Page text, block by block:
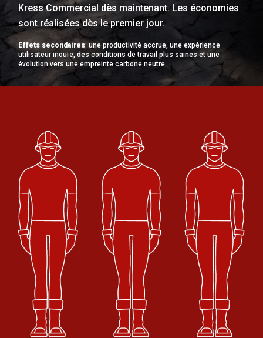
Kress Commercial dès maintenant. Les économies
sont réalisées dès le premier jour.
Effets secondaires: une productivité accrue, une expérience
utilisateur inouïe, des conditions de travail plus saines et une
évolution vers une empreinte carbone neutre.